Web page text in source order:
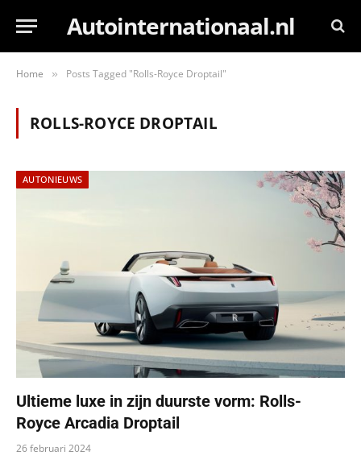
Autointernationaal.nl
Home » Posts Tagged "Rolls-Royce Droptail"
ROLLS-ROYCE DROPTAIL
AUTONIEUWS
Ultieme luxe in zijn duurste vorm: Rolls-
Royce Arcadia Droptail
26 februari 2024